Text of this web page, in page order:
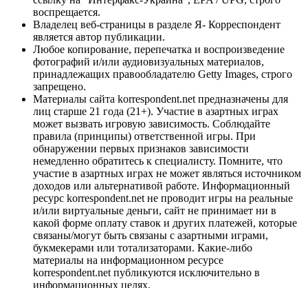
воспрещается.
Владелец веб-страницы в разделе Я- Корреспондент
является автор публикации.
Любое копирование, перепечатка и воспроизведение
фотографий и/или аудиовизуальных материалов,
принадлежащих правообладателю Getty Images, строго
запрещено.
Материалы сайта korrespondent.net предназначены для
лиц старше 21 года (21+). Участие в азартных играх
может вызвать игровую зависимость. Соблюдайте
правила (принципы) ответственной игры. При
обнаружении первых признаков зависимости
немедленно обратитесь к специалисту. Помните, что
участие в азартных играх не может являться источником
доходов или альтернативой работе. Информационный
ресурс korrespondent.net не проводит игры на реальные
и/или виртуальные деньги, сайт не принимает ни в
какой форме оплату ставок и других платежей, которые
связаны/могут быть связаны с азартными играми,
букмекерами или тотализаторами. Какие-либо
материалы на информационном ресурсе
korrespondent.net публикуются исключительно в
информационных целях.